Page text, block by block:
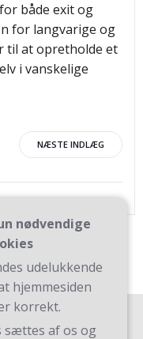
både exit og
for langvarige og
til at opretholde et
i vanskelige
NÆSTE INDLÆG
nødvendige
udelukkende
hjemmesiden
korrekt.
sættes af os og